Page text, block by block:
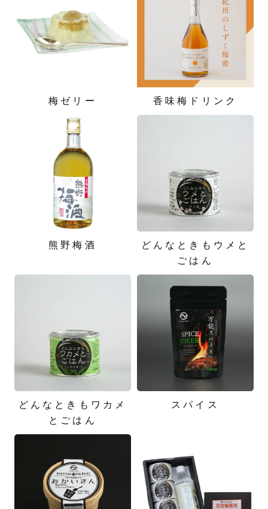
梅ゼリー 香味梅ドリンク
熊野梅酒
どんなときもウメと
ごはん
どんなときもワカメ
とごはん
スパイス